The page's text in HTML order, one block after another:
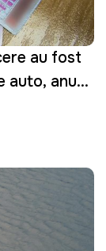
au fost
anunţă